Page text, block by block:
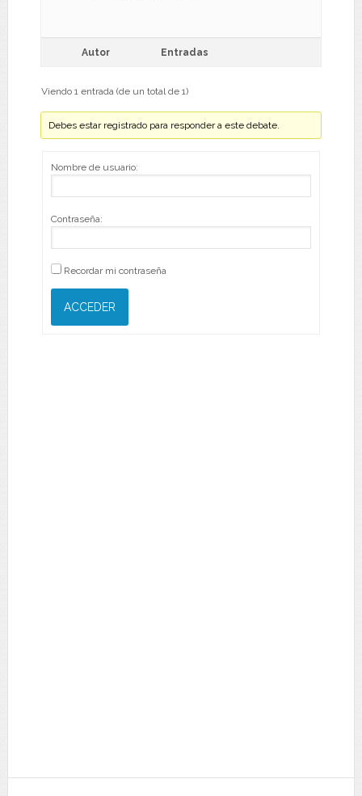
Autor Entradas
Viendo 1 entrada (de un total de 1)
Debes estar registrado para responder a este debate.
Nombre de usuario:
Contraseña:
Recordar mi contraseña
ACCEDER